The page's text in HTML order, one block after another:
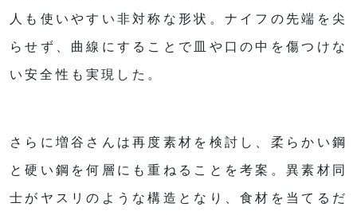
人も使いやすい非対称な形状。ナイフの先端を尖
らせず、曲線にすることで皿や口の中を傷つけな
い安全性も実現した。
さらに増谷さんは再度素材を検討し、柔らかい鋼
と硬い鋼を何層にも重ねることを考案。異素材同
士がヤスリのような構造となり、食材を当てるだ